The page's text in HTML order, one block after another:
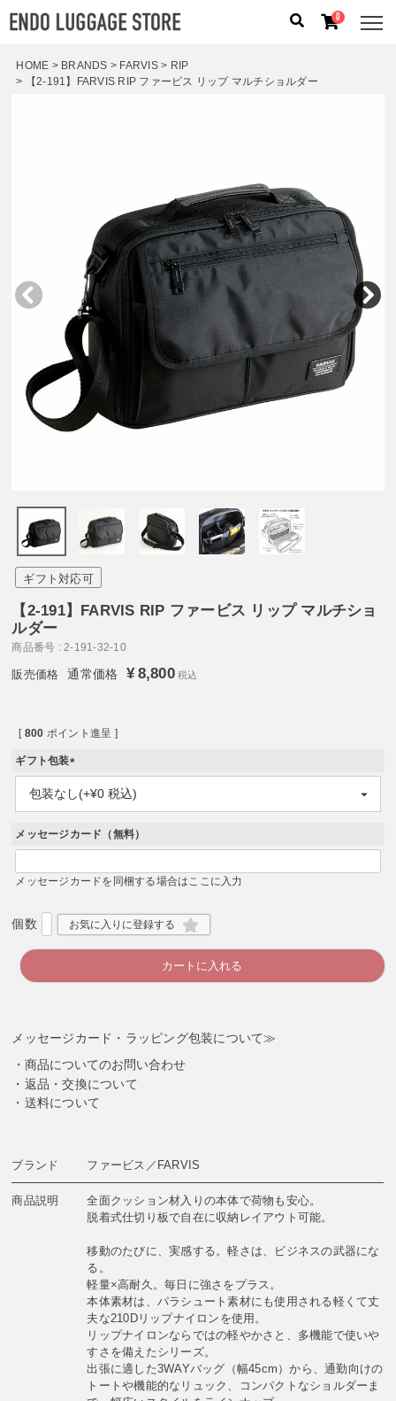
容量から探す
泊数から探す
価格
検索する
0
HOME BRANDS FARVIS
RIP
【2-191】FARVIS RIP ファービス リップ マルチショルダー
ギフト対応可
【2-191】FARVIS RIP ファービス リップ マルチショ
ルダー
商品番号 2-191-32-10
通常価格 ¥8,800 税込
[ 800 ポイント進呈 ]
ギフト包装
(
必
須
メッセージカード（無料）
メッセージカードを同梱する場合はここに入力
お気に入りに登録する
カートに入れる
メッセージカード・ラッピング包装について≫
商品についてのお問い合わせ
返品・交換について
送料について
ブランド ファービス／FARVIS
商品説明
全面クッション材入りの本体で荷物も安心。
脱着式仕切り板で自在に収納レイアウト可能。
移動のたびに、実感する。軽さは、ビジネスの武器にな
る。
軽量×高耐久。毎日に強さをプラス。
本体素材は、パラシュート素材にも使用される軽くて丈
夫な210Dリップナイロンを使用。
リップナイロンならではの軽やかさと、多機能で使いや
すさを備えたシリーズ。
出張に適した3WAYバッグ（幅45cm）から、通勤向けの
トートや機能的なリュック、コンパクトなショルダーま